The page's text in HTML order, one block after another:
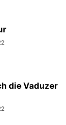
die Vaduzer